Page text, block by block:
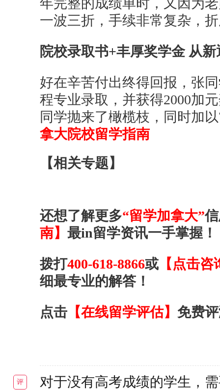
年完整的成绩单时，又因为
一波三折，手续非常复杂，
院校录取书+丰厚奖学金 从
好在辛苦付出终得回报，张
程专业录取，并获得2000加
同学抛来了橄榄枝，同时加
拿大院校留学指南
【相关专题】
还想了解更多“留学加拿大”
南】 最in留学资讯一手掌握！
拨打400-618-8866或【点击咨
细最专业的解答！
点击【在线留学评估】 免费
评
对于没有高考成绩的学生，